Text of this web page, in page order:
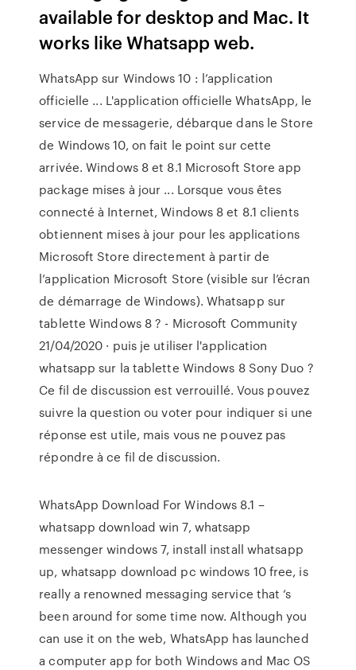
available for desktop and Mac. It
works like Whatsapp web.
WhatsApp sur Windows 10 : l’application
officielle ... L'application officielle WhatsApp, le
service de messagerie, débarque dans le Store
de Windows 10, on fait le point sur cette
arrivée. Windows 8 et 8.1 Microsoft Store app
package mises à jour ... Lorsque vous êtes
connecté à Internet, Windows 8 et 8.1 clients
obtiennent mises à jour pour les applications
Microsoft Store directement à partir de
l’application Microsoft Store (visible sur l’écran
de démarrage de Windows). Whatsapp sur
tablette Windows 8 ? - Microsoft Community
21/04/2020 · puis je utiliser l'application
whatsapp sur la tablette Windows 8 Sony Duo ?
Ce fil de discussion est verrouillé. Vous pouvez
suivre la question ou voter pour indiquer si une
réponse est utile, mais vous ne pouvez pas
répondre à ce fil de discussion.
WhatsApp Download For Windows 8.1 –
whatsapp download win 7, whatsapp
messenger windows 7, install install whatsapp
up, whatsapp download pc windows 10 free, is
really a renowned messaging service that ‘s
been around for some time now. Although you
can use it on the web, WhatsApp has launched
a computer app for both Windows and Mac OS